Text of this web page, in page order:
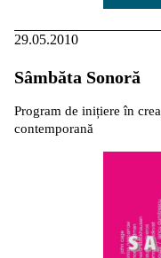
29.05.2010
Sâmbăta Sonoră
Program de inițiere în
contemporană